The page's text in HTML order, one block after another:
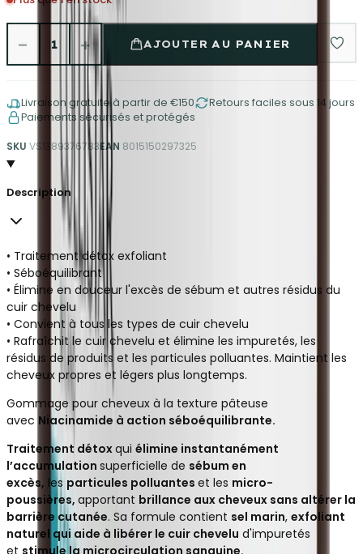
− 1 + AJOUTER AU PANIER
Livraison gratuite à partir de €150
Retours faciles sous 14 jours
Paiements sécurisés et protégés
SKU VS1389376783EAN 8015150297325
Description
• Traitement détox exfoliant
• Séboéquilibrant
• Élimine en douceur l'excès de sébum et autres résidus du
cuir chevelu
• Convient à tous les types de cuir chevelu
• Rafraîchit le cuir chevelu et élimine les impuretés, les
résidus de produits et les particules polluantes. Maintient les
cheveux propres et légers plus longtemps.
Gommage pour cheveux à la texture pâteuse
avec Niacinamide à action séboéquilibrante.
Traitement détoxqui élimine instantanément
l’accumulation superficielle de sébum en
excès, les particules polluantes et les micro-
poussières, apportant brillance aux cheveux sans altérer la
barrière cutanée. Sa formule contient sel marin, exfoliant
naturel qui aide à libérer le cuir chevelu d'impuretés
et stimule la microcirculation sanguine.